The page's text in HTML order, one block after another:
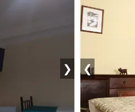
❯ ❮